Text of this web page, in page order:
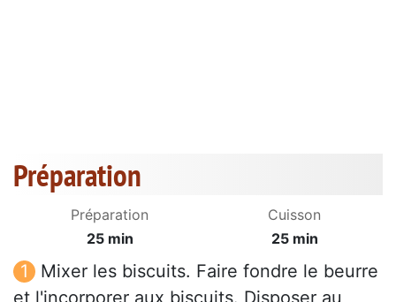
Préparation
Préparation
25 min
Cuisson
25 min
Mixer les biscuits. Faire fondre le beurre